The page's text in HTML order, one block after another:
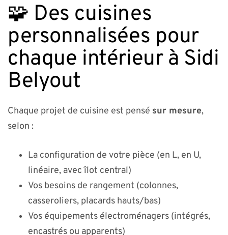
🧩 Des cuisines
personnalisées pour
chaque intérieur à Sidi
Belyout
Chaque projet de cuisine est pensé sur mesure,
selon :
La configuration de votre pièce (en L, en U,
linéaire, avec îlot central)
Vos besoins de rangement (colonnes,
casseroliers, placards hauts/bas)
Vos équipements électroménagers (intégrés,
encastrés ou apparents)